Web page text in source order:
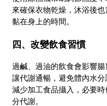
來確保衣物乾燥，沐浴後
黏在身上的時間。
四、改變飲食習慣
過鹹、過油的飲食會影響
讓代謝通暢，避免體內水分
減少加工食品攝入，必要
分代謝。